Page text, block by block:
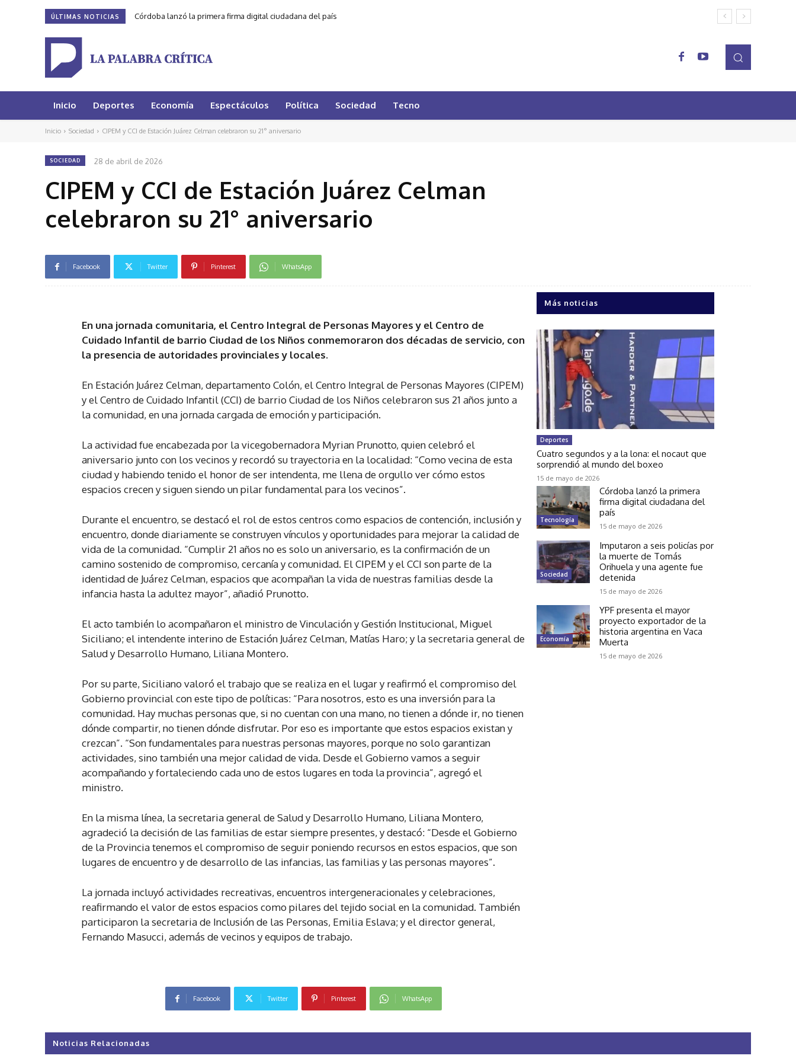
ÚLTIMAS NOTICIAS Córdoba lanzó la primera firma digital ciudadana del país
Inicio Deportes Economía Espectáculos Política Sociedad Tecno
Inicio Sociedad CIPEM y CCI de Estación Juárez Celman celebraron su 21° aniversario
SOCIEDAD 28 de abril de 2026
CIPEM y CCI de Estación Juárez Celman
celebraron su 21° aniversario
Facebook Twitter Pinterest WhatsApp
En una jornada comunitaria, el Centro Integral de Personas Mayores y el Centro de
Cuidado Infantil de barrio Ciudad de los Niños conmemoraron dos décadas de servicio, con
la presencia de autoridades provinciales y locales.
En Estación Juárez Celman, departamento Colón, el Centro Integral de Personas Mayores (CIPEM)
y el Centro de Cuidado Infantil (CCI) de barrio Ciudad de los Niños celebraron sus 21 años junto a
la comunidad, en una jornada cargada de emoción y participación.
La actividad fue encabezada por la vicegobernadora Myrian Prunotto, quien celebró el
aniversario junto con los vecinos y recordó su trayectoria en la localidad: “Como vecina de esta
ciudad y habiendo tenido el honor de ser intendenta, me llena de orgullo ver cómo estos
espacios crecen y siguen siendo un pilar fundamental para los vecinos”.
Durante el encuentro, se destacó el rol de estos centros como espacios de contención, inclusión y
encuentro, donde diariamente se construyen vínculos y oportunidades para mejorar la calidad de
vida de la comunidad. “Cumplir 21 años no es solo un aniversario, es la confirmación de un
camino sostenido de compromiso, cercanía y comunidad. El CIPEM y el CCI son parte de la
identidad de Juárez Celman, espacios que acompañan la vida de nuestras familias desde la
infancia hasta la adultez mayor”, añadió Prunotto.
El acto también lo acompañaron el ministro de Vinculación y Gestión Institucional, Miguel
Siciliano; el intendente interino de Estación Juárez Celman, Matías Haro; y la secretaria general de
Salud y Desarrollo Humano, Liliana Montero.
Por su parte, Siciliano valoró el trabajo que se realiza en el lugar y reafirmó el compromiso del
Gobierno provincial con este tipo de políticas: “Para nosotros, esto es una inversión para la
comunidad. Hay muchas personas que, si no cuentan con una mano, no tienen a dónde ir, no tienen
dónde compartir, no tienen dónde disfrutar. Por eso es importante que estos espacios existan y
crezcan”. “Son fundamentales para nuestras personas mayores, porque no solo garantizan
actividades, sino también una mejor calidad de vida. Desde el Gobierno vamos a seguir
acompañando y fortaleciendo cada uno de estos lugares en toda la provincia”, agregó el
ministro.
En la misma línea, la secretaria general de Salud y Desarrollo Humano, Liliana Montero,
agradeció la decisión de las familias de estar siempre presentes, y destacó: “Desde el Gobierno
de la Provincia tenemos el compromiso de seguir poniendo recursos en estos espacios, que son
lugares de encuentro y de desarrollo de las infancias, las familias y las personas mayores”.
La jornada incluyó actividades recreativas, encuentros intergeneracionales y celebraciones,
reafirmando el valor de estos espacios como pilares del tejido social en la comunidad. También
participaron la secretaria de Inclusión de las Personas, Emilia Eslava; y el director general,
Fernando Masucci, además de vecinos y equipos de trabajo.
Facebook Twitter Pinterest WhatsApp
Más noticias
Deportes
Cuatro segundos y a la lona: el nocaut que
sorprendió al mundo del boxeo
15 de mayo de 2026
Tecnología
Córdoba lanzó la primera
firma digital ciudadana del
país
15 de mayo de 2026
Sociedad
Imputaron a seis policías por
la muerte de Tomás
Orihuela y una agente fue
detenida
15 de mayo de 2026
Economía
YPF presenta el mayor
proyecto exportador de la
historia argentina en Vaca
Muerta
15 de mayo de 2026
Noticias Relacionadas